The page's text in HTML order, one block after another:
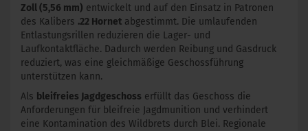
Zoll (5,56 mm) entwickelt und auf den Einsatz in Patronen
des Kalibers .22 Hornet abgestimmt. Die umlaufenden
Entlastungsrillen reduzieren die Lager- und
Laufkontaktfläche. Dadurch werden Reibung und Gasdruck
reduziert, was eine gleichmäßige Geschossführung
unterstützen kann.
Als bleifreies Jagdgeschoss erfüllt das Geschoss die
Anforderungen für bleifreie Jagdmunition und verhindert
eine Kontamination des Wildbrets durch Blei. Regionale